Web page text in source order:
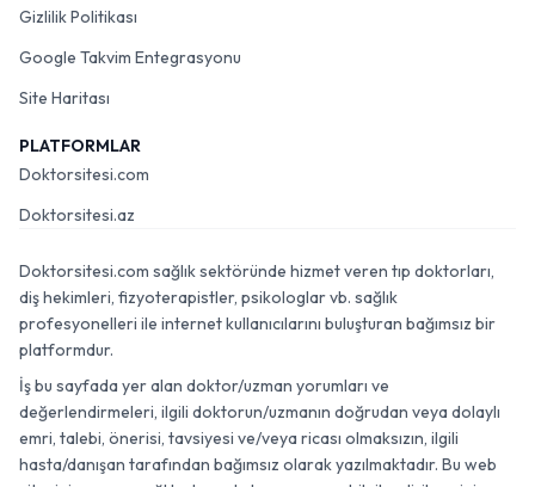
Gizlilik Politikası
Google Takvim Entegrasyonu
Site Haritası
PLATFORMLAR
Doktorsitesi.com
Doktorsitesi.az
Doktorsitesi.com sağlık sektöründe hizmet veren tıp doktorları,
diş hekimleri, fizyoterapistler, psikologlar vb. sağlık
profesyonelleri ile internet kullanıcılarını buluşturan bağımsız bir
platformdur.
İş bu sayfada yer alan doktor/uzman yorumları ve
değerlendirmeleri, ilgili doktorun/uzmanın doğrudan veya dolaylı
emri, talebi, önerisi, tavsiyesi ve/veya ricası olmaksızın, ilgili
hasta/danışan tarafından bağımsız olarak yazılmaktadır. Bu web